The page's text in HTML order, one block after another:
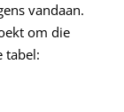
vandaan.
om die
tabel: